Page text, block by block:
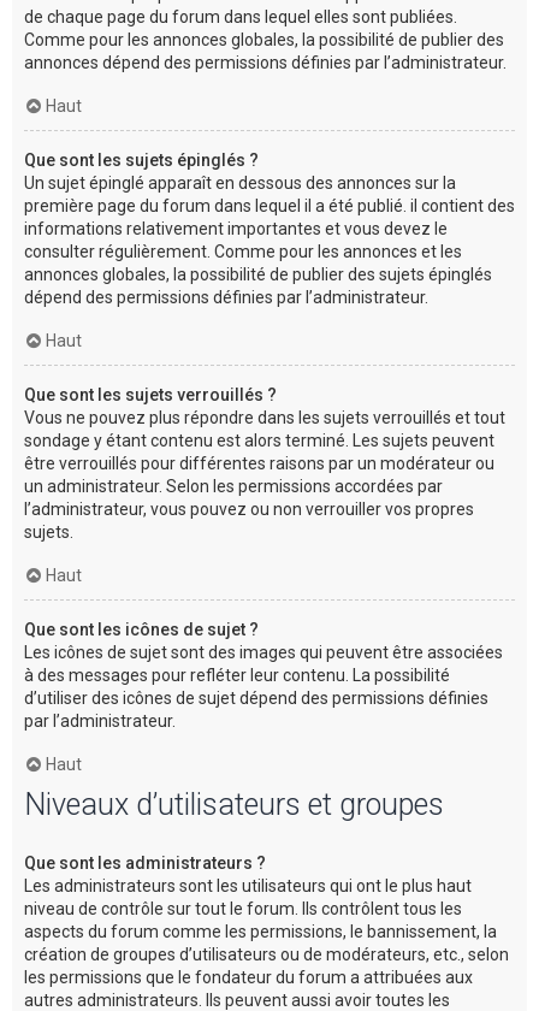
de chaque page du forum dans lequel elles sont publiées.
Comme pour les annonces globales, la possibilité de publier des
annonces dépend des permissions définies par l’administrateur.
Haut
Que sont les sujets épinglés ?
Un sujet épinglé apparaît en dessous des annonces sur la
première page du forum dans lequel il a été publié. il contient des
informations relativement importantes et vous devez le
consulter régulièrement. Comme pour les annonces et les
annonces globales, la possibilité de publier des sujets épinglés
dépend des permissions définies par l’administrateur.
Haut
Que sont les sujets verrouillés ?
Vous ne pouvez plus répondre dans les sujets verrouillés et tout
sondage y étant contenu est alors terminé. Les sujets peuvent
être verrouillés pour différentes raisons par un modérateur ou
un administrateur. Selon les permissions accordées par
l’administrateur, vous pouvez ou non verrouiller vos propres
sujets.
Haut
Que sont les icônes de sujet ?
Les icônes de sujet sont des images qui peuvent être associées
à des messages pour refléter leur contenu. La possibilité
d’utiliser des icônes de sujet dépend des permissions définies
par l’administrateur.
Haut
Niveaux d’utilisateurs et groupes
Que sont les administrateurs ?
Les administrateurs sont les utilisateurs qui ont le plus haut
niveau de contrôle sur tout le forum. Ils contrôlent tous les
aspects du forum comme les permissions, le bannissement, la
création de groupes d’utilisateurs ou de modérateurs, etc., selon
les permissions que le fondateur du forum a attribuées aux
autres administrateurs. Ils peuvent aussi avoir toutes les